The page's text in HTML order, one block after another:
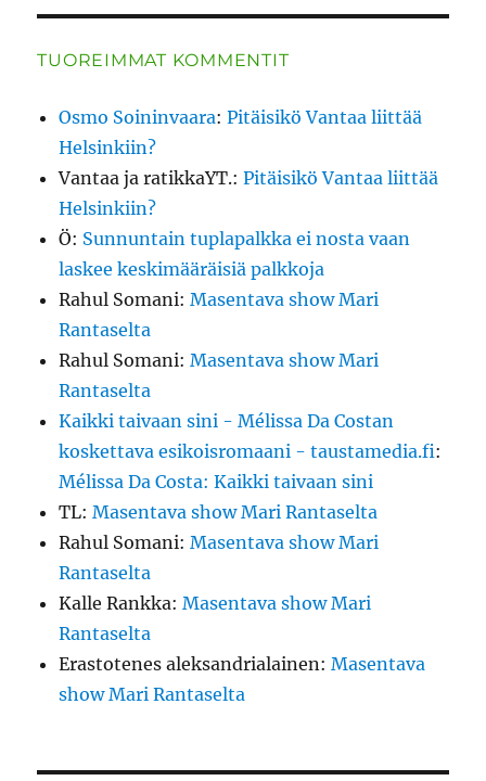
TUOREIMMAT KOMMENTIT
Osmo Soininvaara:Pitäisikö Vantaa liittää
Helsinkiin?
Vantaa ja ratikkaYT.:Pitäisikö Vantaa liittää
Helsinkiin?
Ö: Sunnuntain tuplapalkka ei nosta vaan
laskee keskimääräisiä palkkoja
Rahul Somani:Masentava show Mari
Rantaselta
Rahul Somani:Masentava show Mari
Rantaselta
Kaikki taivaan sini - Mélissa Da Costan
koskettava esikoisromaani - taustamedia.fi:
Mélissa Da Costa: Kaikki taivaan sini
TL:Masentava show Mari Rantaselta
Rahul Somani:Masentava show Mari
Rantaselta
Kalle Rankka:Masentava show Mari
Rantaselta
Erastotenes aleksandrialainen:Masentava
show Mari Rantaselta